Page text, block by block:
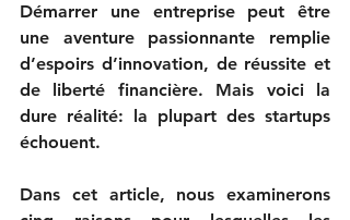
Démarrer une entreprise peut être
une aventure passionnante remplie
d’espoirs d’innovation, de réussite et
de liberté financière. Mais voici la
dure réalité: la plupart des startups
échouent.
Dans cet article, nous examinerons